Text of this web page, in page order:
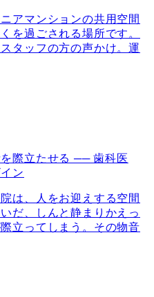
アマンションの共用空間
を過ごされる場所です。
タッフの方の声かけ。運
を際立たせる ── 歯科医
ン
は、人をお迎えする空間
だ、しんと静まりかえっ
立ってしまう。その物音